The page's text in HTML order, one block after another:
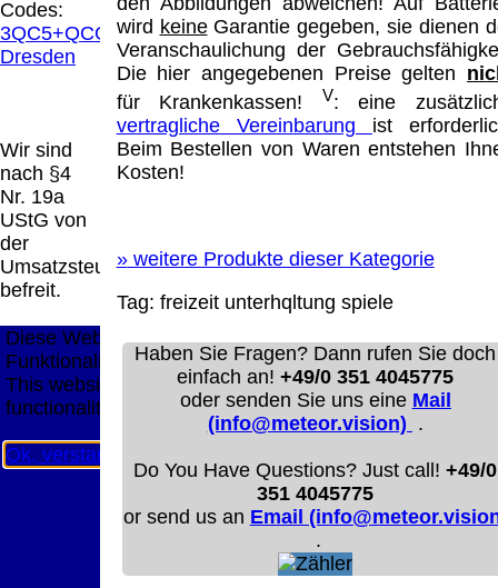
Codes:
3QC5+QCG
Dresden
Wir sind
nach §4
Nr. 19a
UStG von
der
Umsatzsteuer
befreit.
wird keineGarantie gegeben, sie dienen
Veranschaulichung der
Die hier angegebenen Preise gelten
für Krankenkassen!
V: eine
vertragliche Vereinbarung ist
Beim Bestellen von Waren entstehen
Kosten!
»weitere Produkte dieser Kategorie
Tag: freizeitunterhqltung spiele
Haben Sie Fragen? Dann rufen Sie doch
einfach an!+49/0 351 4045775
oder senden Sie uns eine Mail
(info@meteor.vision) .
Do You Have Questions? Just call!+49/0
351 4045775
or send us an Email
.
machen uns diese Inhalte nicht zu eigen.
Diese Erklärung gilt für alle auf unserer
Homepage angebrachten Links.
Die Europäische Kommission stellt eine
Plattform zur Online-Streitbeilegung (OS)
bereit. Die Plattform finden Sie unter
http://ec.europa.eu/consumers/odr/
Mailadresse lautet:
Seitenanfang
Datenschutz
Katalog (PDF) Sitemap
große Anzeige
Diese Website nutzt Cookies, um bestmögliche
Funktionalität bieten zu können.
This website uses cookies to provide the best possible
functionality.
Ok, verstanden